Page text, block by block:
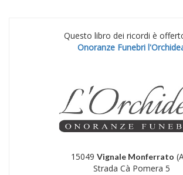
Questo libro dei ricordi è
Onoranze Funebri
15049 Vignale Monferrato
Strada Cà Pomera 5